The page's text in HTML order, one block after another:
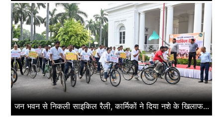
जन भवन से निकली साइकिल रैली, कार्मिकों ने दिया नशे के खिलाफ...